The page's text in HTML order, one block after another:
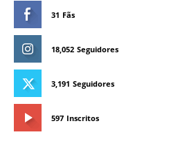
31 Fãs
18,052 Seguidores
3,191 Seguidores
597 Inscritos